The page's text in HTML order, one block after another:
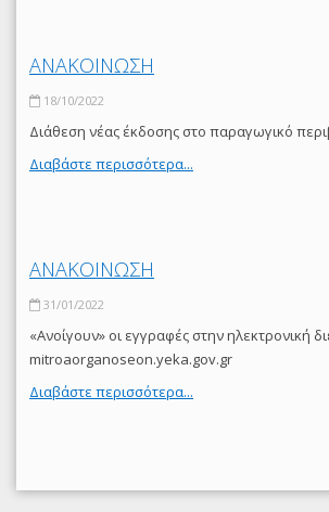
ΑΝΑΚΟΙΝΩΣΗ
18/10/2022
Διάθεση νέας έκδοσης στο παραγωγικό
Διαβάστε περισσότερα...
ΑΝΑΚΟΙΝΩΣΗ
31/01/2022
«Ανοίγουν» οι εγγραφές στην ηλεκτρονική
mitroaorganoseon.yeka.gov.gr
Διαβάστε περισσότερα...